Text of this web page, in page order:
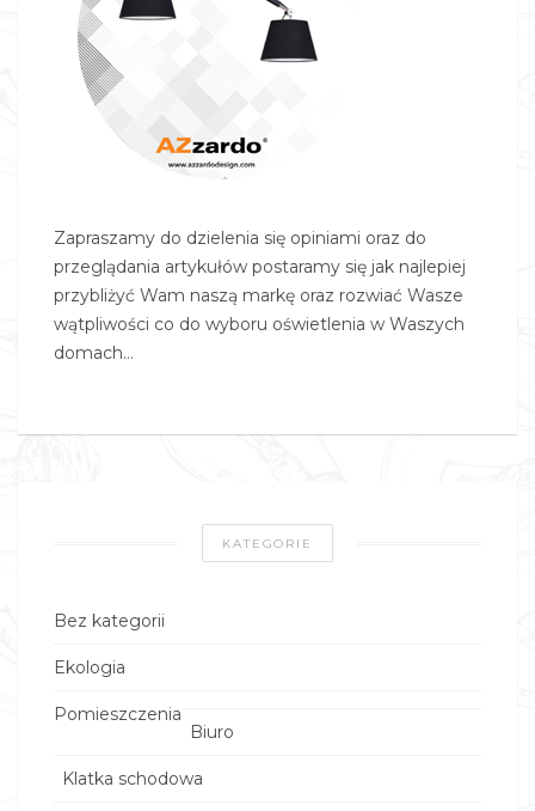
Zapraszamy do dzielenia się opiniami oraz do
przeglądania artykułów postaramy się jak najlepiej
przybliżyć Wam naszą markę oraz rozwiać Wasze
wątpliwości co do wyboru oświetlenia w Waszych
domach…
KATEGORIE
Bez kategorii
Ekologia
Pomieszczenia
Biuro
Klatka schodowa